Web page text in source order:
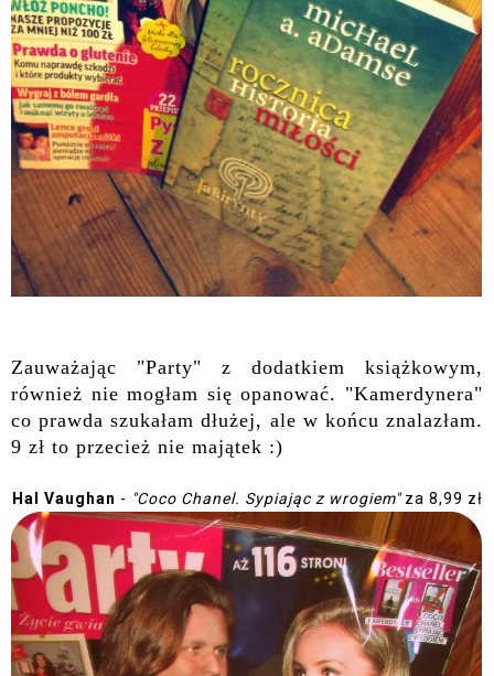
Zauważając "Party" z dodatkiem książkowym,
również nie mogłam się opanować. "Kamerdynera"
co prawda szukałam dłużej, ale w końcu znalazłam.
9 zł to przecież nie majątek :)
Hal Vaughan - "Coco Chanel. Sypiając z wrogiem"za 8,99 zł